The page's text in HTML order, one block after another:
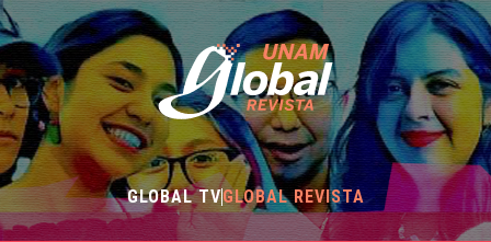
GLOBAL TVGLOBAL REVISTA